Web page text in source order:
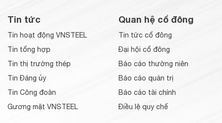
Tin tức
Tin hoạt động VNSTEEL
Tin tổng hợp
Tin thị trường thép
Tin Đảng ủy
Tin Công đoàn
Gương mặt VNSTEEL
Quan hệ cổ đông
Tin tức cổ đông
Đại hội cổ đông
Báo cáo thường niên
Báo cáo quản trị
Báo cáo tài chính
Điều lệ quy chế